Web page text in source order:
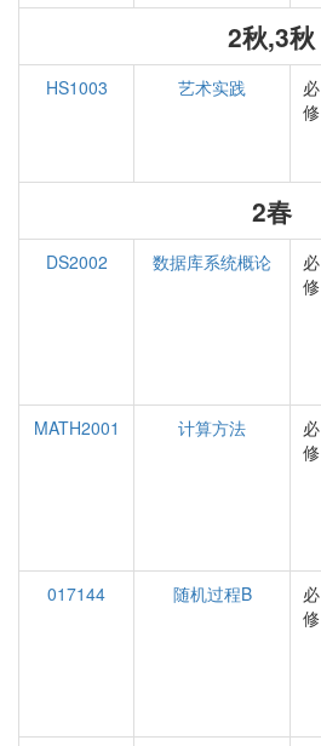
2秋,3秋
HS1003 艺术实践
必
修
2春
DS2002 数据库系统概论
必
修
MATH2001
计算方法
必
修
017144
随机过程B
必
修